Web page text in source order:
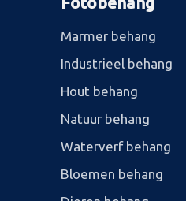
Marmer behang
Industrieel behang
Hout behang
Natuur behang
Waterverf behang
Bloemen behang